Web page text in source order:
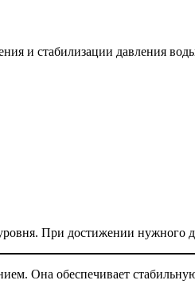
и стабилизации давления
При достижении нужного
Она обеспечивает